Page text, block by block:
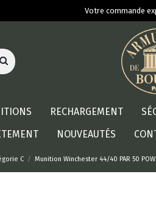
Votre commande
RECHARGEMENT
NOUVEAUTÉS
C Munition Winchester 44/40 PAR 50